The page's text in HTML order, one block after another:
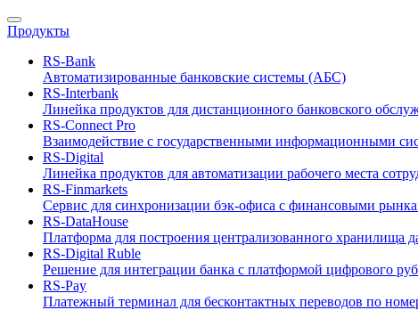
Продукты
RS-Bank
Автоматизированные банковские системы (АБС)
RS-Interbank
Линейка продуктов для дистанционного банковского
RS-Connect Pro
Взаимодействие с государственными информационными
RS-Digital
Линейка продуктов для автоматизации рабочего места
RS-Finmarkets
Сервис для синхронизации бэк-офиса с финансовыми
RS-DataHouse
Платформа для построения централизованного хранилища
RS-Digital Ruble
Решение для интеграции банка с платформой цифрового
RS-Pay
Платежный терминал для бесконтактных переводов по